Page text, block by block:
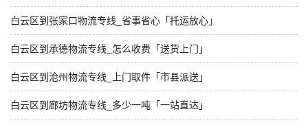
白云区到张家口物流专线_省事省心「托运放心」
白云区到承德物流专线_怎么收费「送货上门」
白云区到沧州物流专线_上门取件「市县派送」
白云区到廊坊物流专线_多少一吨「一站直达」